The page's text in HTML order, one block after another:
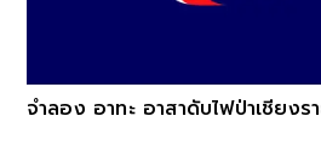
จำลอง อาทะ อาสาดับไฟป่าเชียงราย